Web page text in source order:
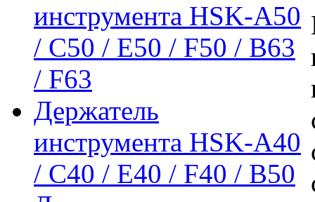
инструмента HSK-A50
/ C50 / E50 / F50 / B63
/ F63
Держатель
инструмента HSK-A40
/ C40 / E40 / F40 / B50